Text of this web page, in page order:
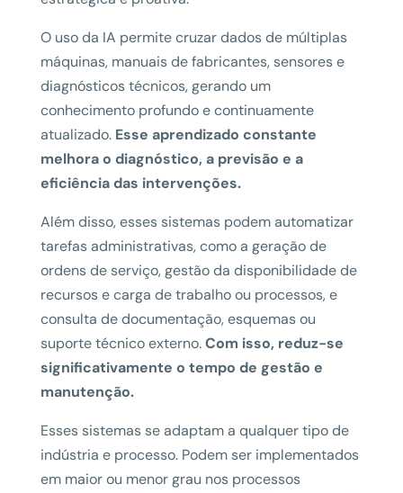
O uso da IA permite cruzar dados de múltiplas
máquinas, manuais de fabricantes, sensores e
diagnósticos técnicos, gerando um
conhecimento profundo e continuamente
atualizado. Esse aprendizado constante
melhora o diagnóstico, a previsão e a
eficiência das intervenções.
Além disso, esses sistemas podem automatizar
tarefas administrativas, como a geração de
ordens de serviço, gestão da disponibilidade de
recursos e carga de trabalho ou processos, e
consulta de documentação, esquemas ou
suporte técnico externo.Com isso, reduz-se
significativamente o tempo de gestão e
manutenção.
Esses sistemas se adaptam a qualquer tipo de
indústria e processo. Podem ser implementados
em maior ou menor grau nos processos